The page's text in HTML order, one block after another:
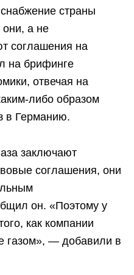
страны
они, а не
соглашения на
на брифинге
отвечая на
либо образом
в Германию.
заключают
соглашения, они
он. «Поэтому у
как компании
газом», — добавили в